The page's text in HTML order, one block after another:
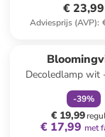
€ 23,99
Adviesprijs (AVP):
Decoledlamp wit
(H)15 x (D)12
-39%
€ 19,99
€ 17,99 met